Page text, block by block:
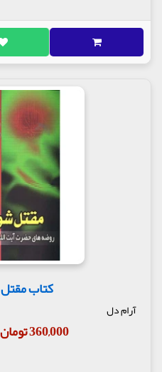
ب: آنگاه که ماه محرم و
شده و حزن و اندوه بر من
ائمه علیهم السلام نیز چنین
شیعیان ما کسانی هستند
آفریده شده اند و به نور
آنان می رسد آنچه به ما می
این معنا دارد که هر گاه
بر هر یک از امامان عارض
هیچ کس در ایام محرم امام
ندید و حضرت رضا علیه
غمگین و محزون بودند و
حسین علیه السلام متغیر
حسینی می نشست و اهل
حسینی می نشستند. هر
و اهل شعر بود، دستور می
علیه السلام مطلبی انشاء
خزاعی آمده است، و اگر
جدش را یاد می کرد.
در روایت ریان بن شبیب
محرم بر حضرت وارد شدم،
کتاب
آرام دل
360,000 تومان